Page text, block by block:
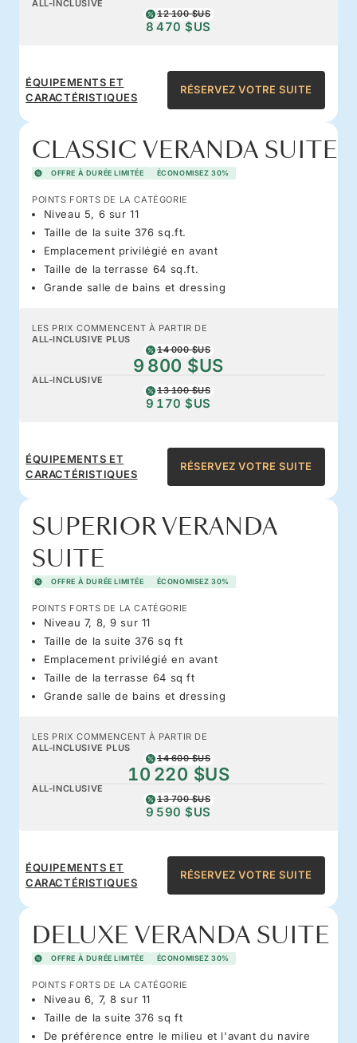
ALL-INCLUSIVE
12 100 $US
8 470 $US
ÉQUIPEMENTS ET
CARACTÉRISTIQUES
RÉSERVEZ VOTRE SUITE
CLASSIC VERANDA SUITE
OFFRE À DURÉE LIMITÉE ÉCONOMISEZ 30%
POINTS FORTS DE LA CATÉGORIE
Niveau 5, 6 sur 11
Taille de la suite 376 sq.ft.
Emplacement privilégié en avant
Taille de la terrasse 64 sq.ft.
Grande salle de bains et dressing
LES PRIX COMMENCENT À PARTIR DE
ALL-INCLUSIVE PLUS
14 000 $US
9 800 $US
ALL-INCLUSIVE
13 100 $US
9 170 $US
ÉQUIPEMENTS ET
CARACTÉRISTIQUES
RÉSERVEZ VOTRE SUITE
SUPERIOR VERANDA
SUITE
OFFRE À DURÉE LIMITÉE ÉCONOMISEZ 30%
POINTS FORTS DE LA CATÉGORIE
Niveau 7, 8, 9 sur 11
Taille de la suite 376 sq ft
Emplacement privilégié en avant
Taille de la terrasse 64 sq ft
Grande salle de bains et dressing
LES PRIX COMMENCENT À PARTIR DE
ALL-INCLUSIVE PLUS
14 600 $US
10 220 $US
ALL-INCLUSIVE
13 700 $US
9 590 $US
ÉQUIPEMENTS ET
CARACTÉRISTIQUES
RÉSERVEZ VOTRE SUITE
DELUXE VERANDA SUITE
OFFRE À DURÉE LIMITÉE ÉCONOMISEZ 30%
POINTS FORTS DE LA CATÉGORIE
Niveau 6, 7, 8 sur 11
Taille de la suite 376 sq ft
De préférence entre le milieu et l'avant du navire